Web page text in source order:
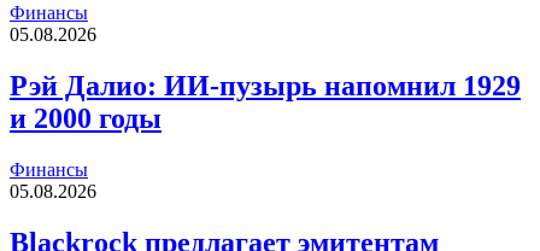
Финансы
05.08.2026
Рэй Далио: ИИ-пузырь напомнил 1929
и 2000 годы
Финансы
05.08.2026
Blackrock предлагает эмитентам